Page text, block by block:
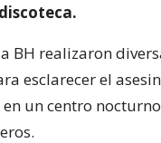
BH realizaron
esclarecer el
un centro